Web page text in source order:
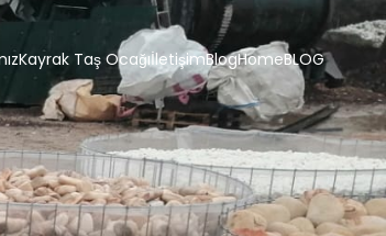
Kayrak Taş OcağıİletişimBlogHomeBLOG